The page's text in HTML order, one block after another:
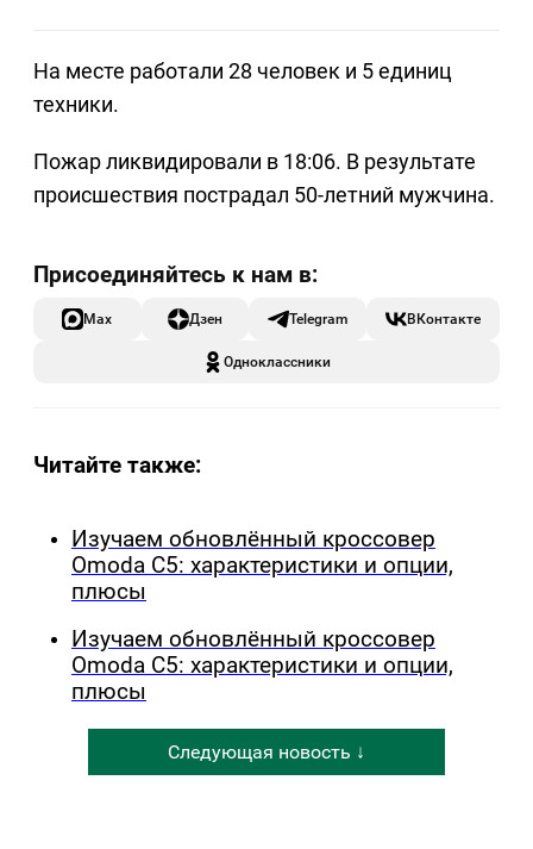
На месте работали 28 человек и 5 единиц
техники.
Пожар ликвидировали в 18:06. В результате
происшествия пострадал 50-летний мужчина.
Max Дзен Telegram ВКонтакте
Одноклассники
Читайте также:
Изучаем обновлённый кроссовер
Omoda C5: характеристики и опции,
плюсы
Изучаем обновлённый кроссовер
Omoda C5: характеристики и опции,
плюсы
Следующая новость ↓